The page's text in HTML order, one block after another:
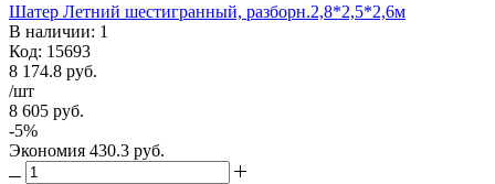
Шатер Летний шестигранный, разборн.2,8*2,5*2,6м
В наличии: 1
Код: 15693
8 174.8 руб.
/шт
8 605 руб.
-5%
Экономия 430.3 руб.